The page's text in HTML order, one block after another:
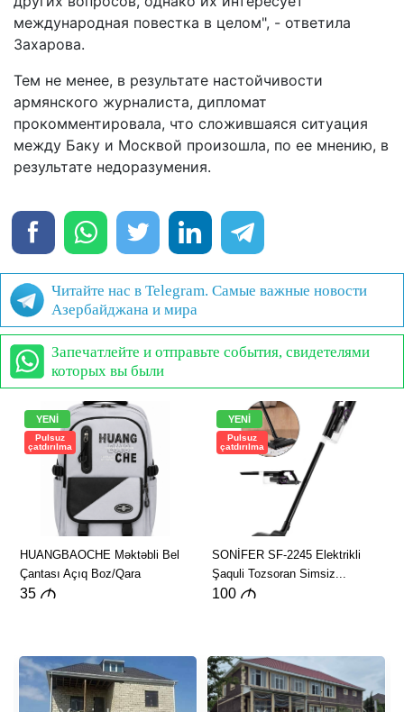
международная повестка в целом", - ответила
Захарова.
Тем не менее, в результате настойчивости
армянского журналиста, дипломат
прокомментировала, что сложившаяся ситуация
между Баку и Москвой произошла, по ее мнению, в
результате недоразумения.
Читайте нас в Telegram. Самые важные новости
Азербайджана и мира
Запечатлейте и отправьте события, свидетелями
которых вы были